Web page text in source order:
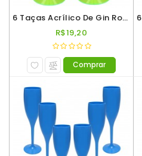
6 Taças Acrílico De Gin Roder 560ml Verde Neon
R$19,20
Comprar